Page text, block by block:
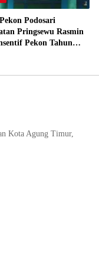
Podosari
Pringsewu Rasmin
Pekon Tahun
Kota Agung Timur,